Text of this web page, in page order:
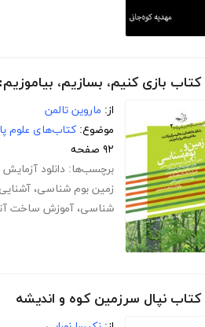
کتاب بازی کنیم، بسازیم،
از: ماروین تالمن
موضوع: کتاب‌های علوم
۹۲ صفحه
برچسب‌ها: دانلود
زمین بوم شناسی،
شناسی، آموزش ساخت
کتاب نپال سرزمین کوه و اندیشه